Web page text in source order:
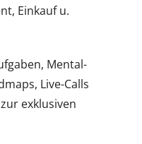
Einkauf u.
Mental-
Live-Calls
exklusiven